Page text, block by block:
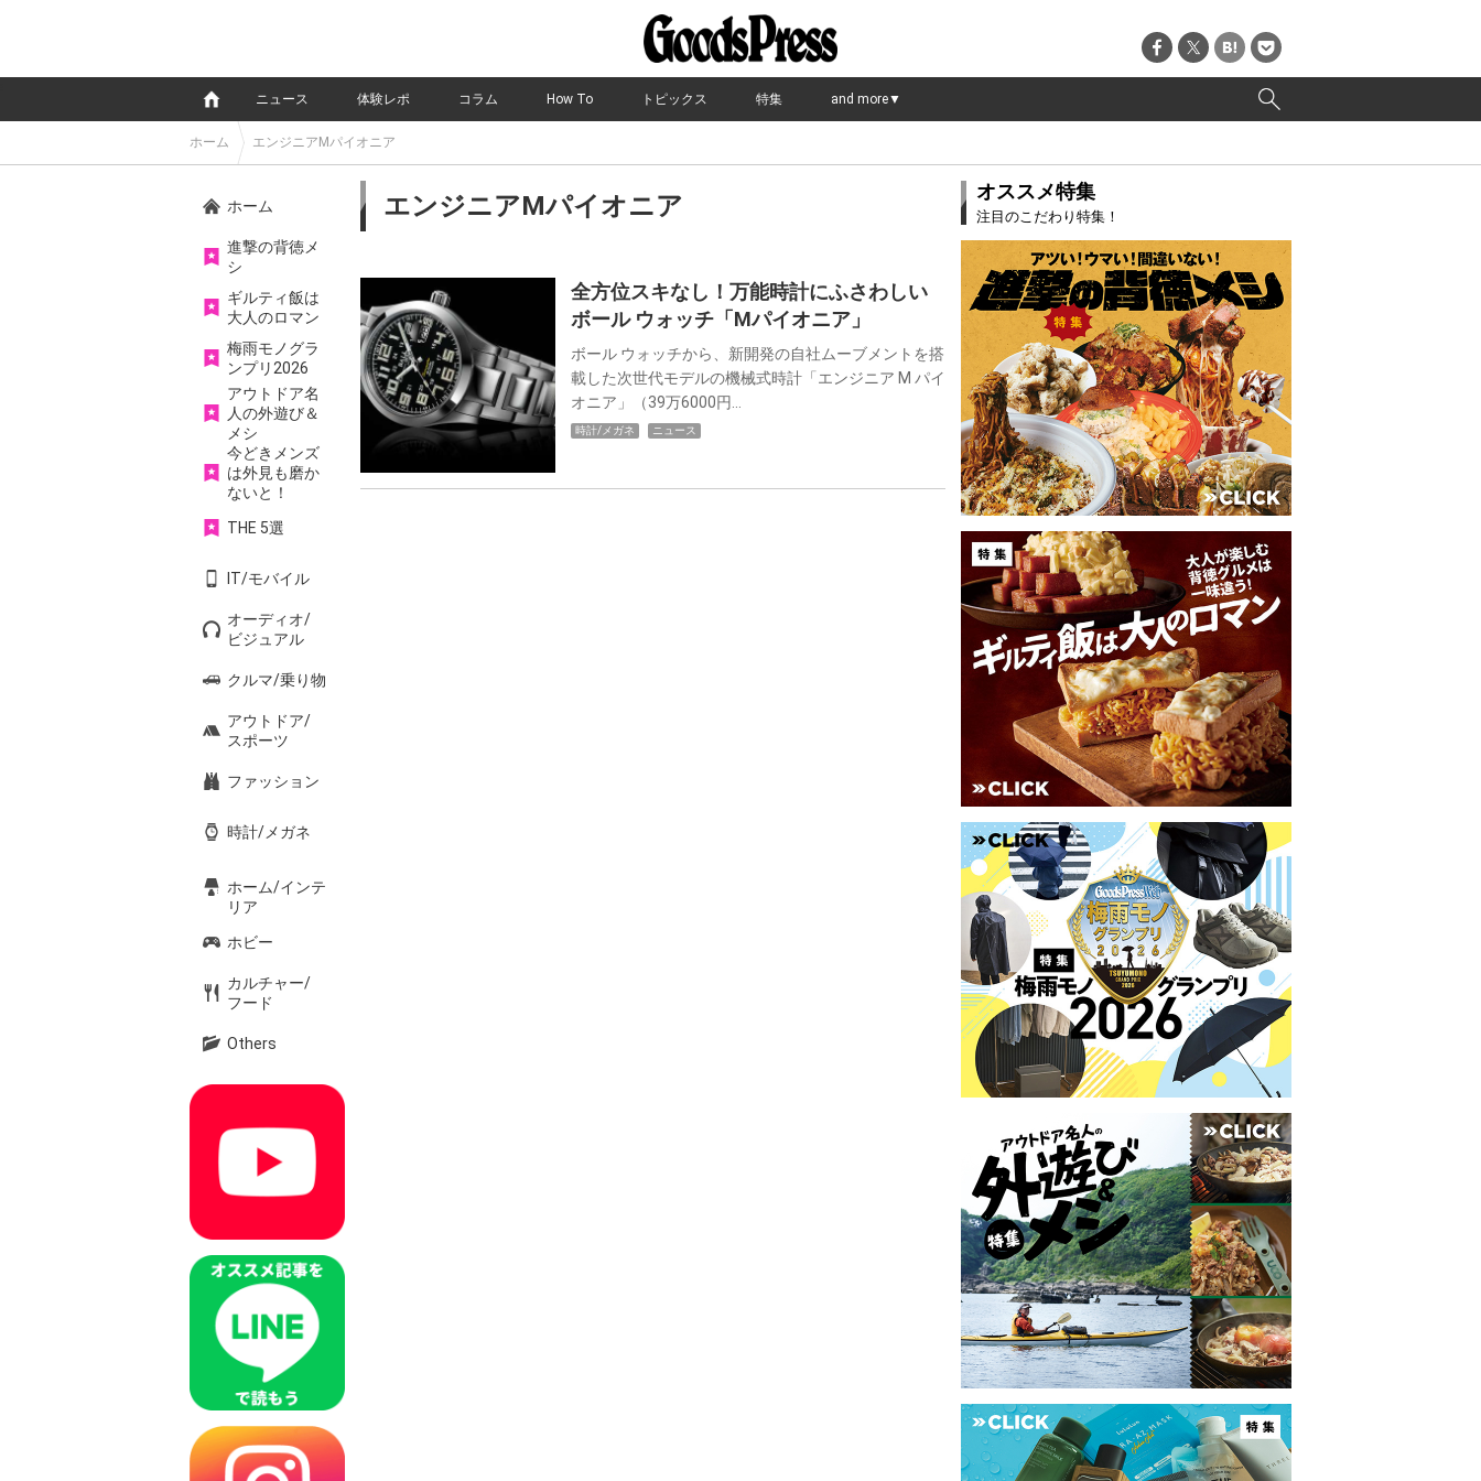
ニュース 体験レポ コラム How To トピックス 特集 and more▼
ホーム エンジニアMパイオニア
ホーム
進撃の背徳メ
シ
ギルティ飯は
大人のロマン
梅雨モノグラ
ンプリ2026
アウトドア名
人の外遊び＆
メシ
今どきメンズ
は外見も磨か
ないと！
THE 5選
IT/モバイル
オーディオ/
ビジュアル
クルマ/乗り物
アウトドア/
スポーツ
ファッション
時計/メガネ
ホーム/インテ
リア
ホビー
カルチャー/
フード
Others
エンジニアMパイオニア
全方位スキなし！万能時計にふさわしい
ボール ウォッチ「Mパイオニア」
ボール ウォッチから、新開発の自社ムーブメントを搭
載した次世代モデルの機械式時計「エンジニア M パイ
オニア」（39万6000円…
時計/メガネ ニュース
オススメ特集
注目のこだわり特集！